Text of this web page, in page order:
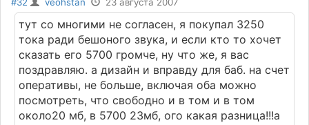
тут со многими не согласен, я покупал 3250
тока ради бешоного звука, и если кто то хочет
сказать его 5700 громче, ну что же, я вас
поздравляю. а дизайн и вправду для баб. на счет
оперативы, не больше, включая оба можно
посмотреть, что свободно и в том и в том
около20 мб, в 5700 23мб, ого какая разница!!!а